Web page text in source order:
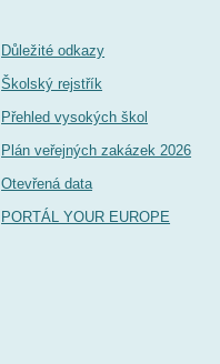
Důležité odkazy
Školský rejstřík
Přehled vysokých škol
Plán veřejných zakázek 2026
Otevřená data
PORTÁL YOUR EUROPE